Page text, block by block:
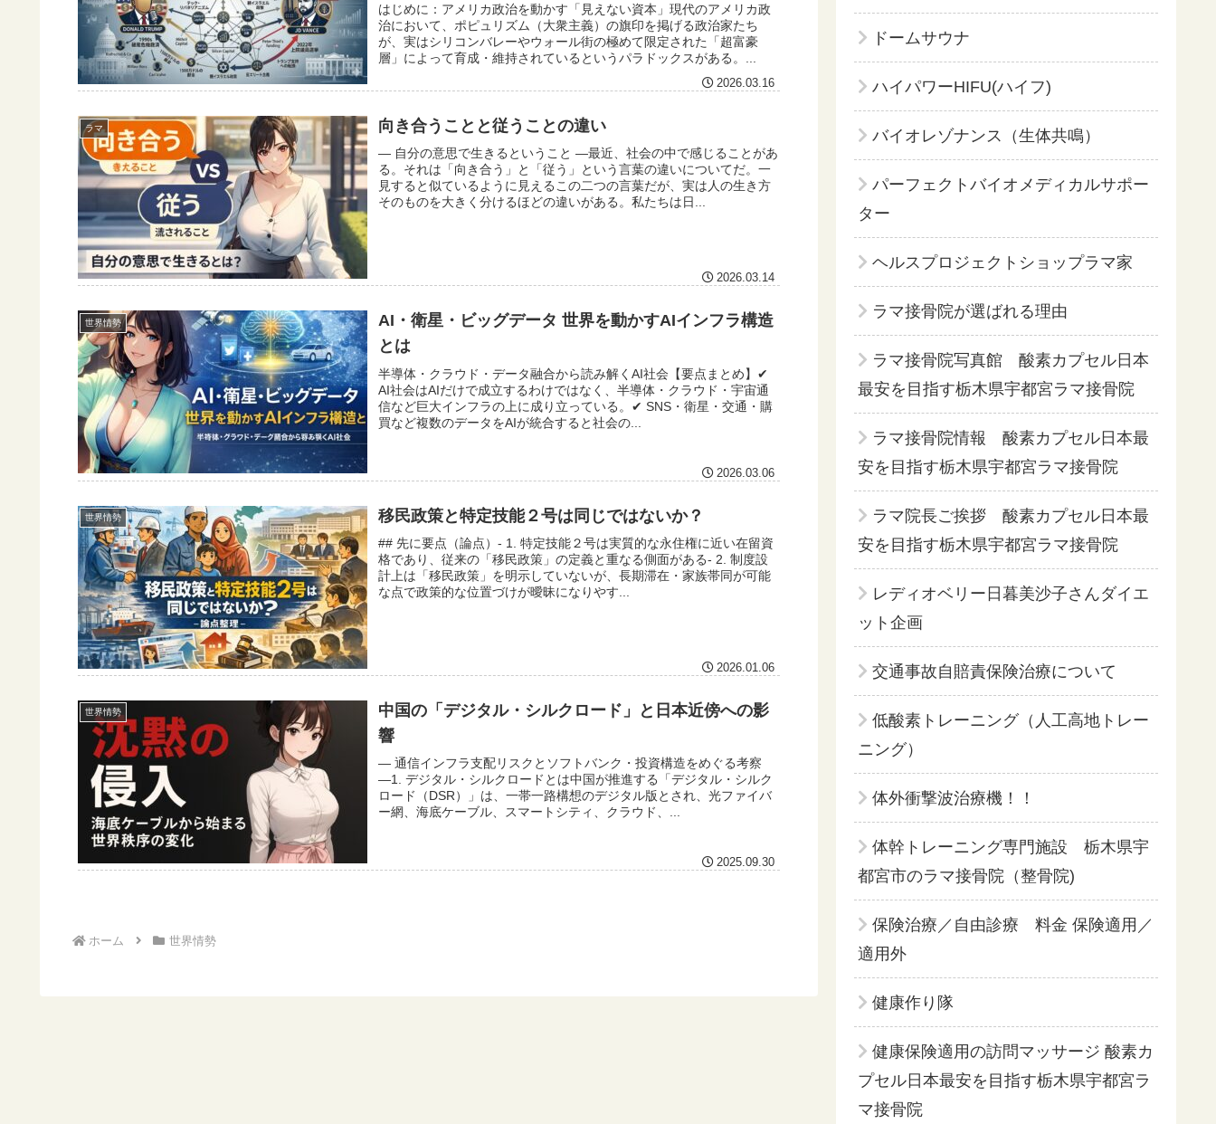
はじめに：アメリカ政治を動かす「見えない資本」現代のアメリカ政
治において、ポピュリズム（大衆主義）の旗印を掲げる政治家たち
が、実はシリコンバレーやウォール街の極めて限定された「超富豪
層」によって育成・維持されているというパラドックスがある。...
2026.03.16
ラマ 向き合うことと従うことの違い
― 自分の意思で生きるということ ―最近、社会の中で感じることがあ
る。それは「向き合う」と「従う」という言葉の違いについてだ。一
見すると似ているように見えるこの二つの言葉だが、実は人の生き方
そのものを大きく分けるほどの違いがある。私たちは日...
2026.03.14
世界情勢
AI・衛星・ビッグデータ 世界を動かすAIインフラ構造
とは
半導体・クラウド・データ融合から読み解くAI社会【要点まとめ】✔
AI社会はAIだけで成立するわけではなく、半導体・クラウド・宇宙通
信など巨大インフラの上に成り立っている。✔ SNS・衛星・交通・購
買など複数のデータをAIが統合すると社会の...
2026.03.06
世界情勢 移民政策と特定技能２号は同じではないか？
## 先に要点（論点）- 1. 特定技能２号は実質的な永住権に近い在留資
格であり、従来の「移民政策」の定義と重なる側面がある- 2. 制度設
計上は「移民政策」を明示していないが、長期滞在・家族帯同が可能
な点で政策的な位置づけが曖昧になりやす...
2026.01.06
世界情勢
中国の「デジタル・シルクロード」と日本近傍への影
響
― 通信インフラ支配リスクとソフトバンク・投資構造をめぐる考察
―1. デジタル・シルクロードとは中国が推進する「デジタル・シルク
ロード（DSR）」は、一帯一路構想のデジタル版とされ、光ファイバ
ー網、海底ケーブル、スマートシティ、クラウド、...
2025.09.30
ホーム 世界情勢
ドームサウナ
ハイパワーHIFU(ハイフ)
バイオレゾナンス（生体共鳴）
パーフェクトバイオメディカルサポー
ター
ヘルスプロジェクトショップラマ家
ラマ接骨院が選ばれる理由
ラマ接骨院写真館 酸素カプセル日本
最安を目指す栃木県宇都宮ラマ接骨院
ラマ接骨院情報 酸素カプセル日本最
安を目指す栃木県宇都宮ラマ接骨院
ラマ院長ご挨拶 酸素カプセル日本最
安を目指す栃木県宇都宮ラマ接骨院
レディオベリー日暮美沙子さんダイエ
ット企画
交通事故自賠責保険治療について
低酸素トレーニング（人工高地トレー
ニング）
体外衝撃波治療機！！
体幹トレーニング専門施設 栃木県宇
都宮市のラマ接骨院（整骨院)
保険治療／自由診療 料金 保険適用／
適用外
健康作り隊
健康保険適用の訪問マッサージ 酸素カ
プセル日本最安を目指す栃木県宇都宮ラ
マ接骨院